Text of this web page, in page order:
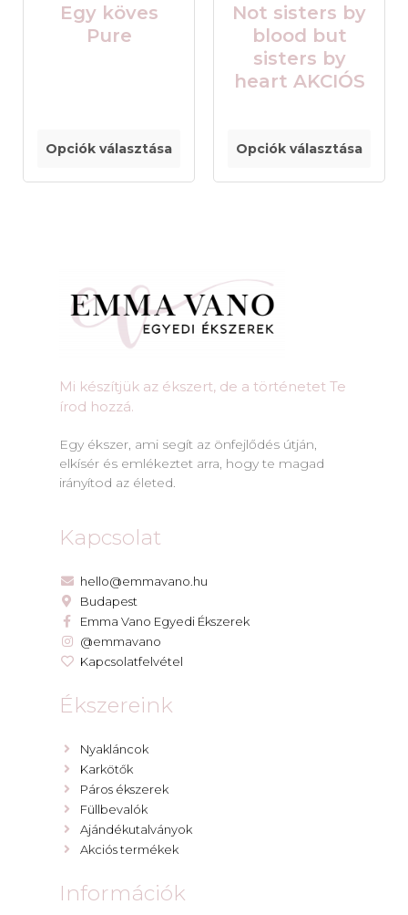
Egy köves
Pure
Opciók választása
Not sisters by
blood but
sisters by
heart AKCIÓS
Opciók választása
Mi készítjük az ékszert, de a történetet Te
írod hozzá.​
Egy ékszer, ami segít az önfejlődés útján,
elkísér és emlékeztet arra, hogy te magad
irányítod az életed.
Kapcsolat
hello@emmavano.hu
Budapest
Emma Vano Egyedi Ékszerek
@emmavano
Kapcsolatfelvétel
Ékszereink
Nyakláncok
Karkötők
Páros ékszerek
Füllbevalók
Ajándékutalványok
Akciós termékek
Információk